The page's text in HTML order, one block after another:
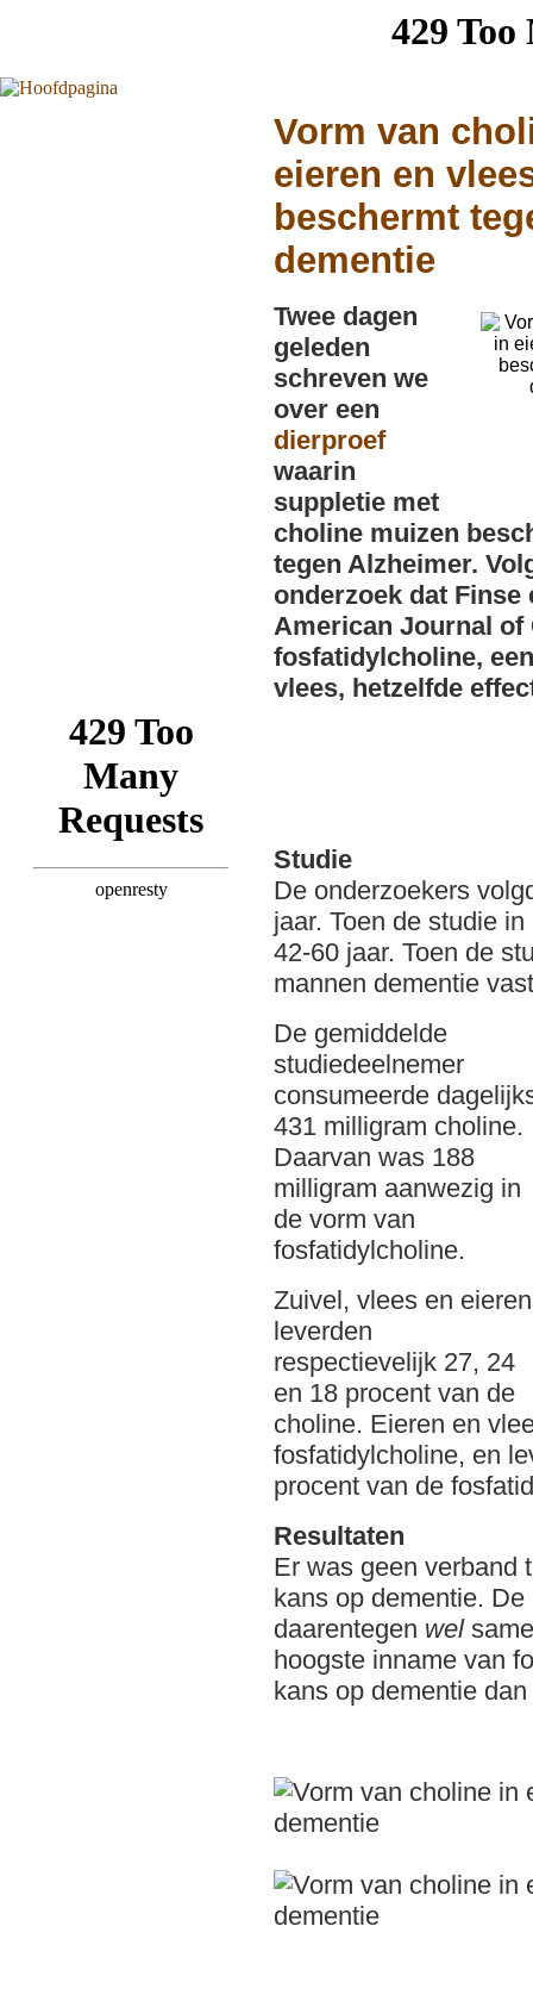
Vorm van
eieren en
beschermt
dementie
Twee dagen
geleden
schreven we
over een
dierproef
waarin
suppletie met
choline muizen
tegen Alzheimer.
onderzoek dat
American Journal
fosfatidylcholine,
vlees, hetzelfde
Studie
De onderzoekers
jaar. Toen de studie
42-60 jaar. Toen de
mannen dementie
De gemiddelde
studiedeelnemer
consumeerde
431 milligram choline.
Daarvan was 188
milligram aanwezig in
de vorm van
fosfatidylcholine.
Zuivel, vlees en eieren
leverden
respectievelijk 27, 24
en 18 procent van de
choline. Eieren en
fosfatidylcholine, en
procent van de
Resultaten
Er was geen verband
kans op dementie.
daarentegen wel
hoogste inname van
kans op dementie